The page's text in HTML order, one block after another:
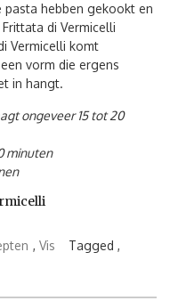
hebben gekookt en
di Vermicelli
Vermicelli komt
vorm die ergens
in hangt.
ongeveer 15 tot 20
minuten
, Vis
Tagged ,